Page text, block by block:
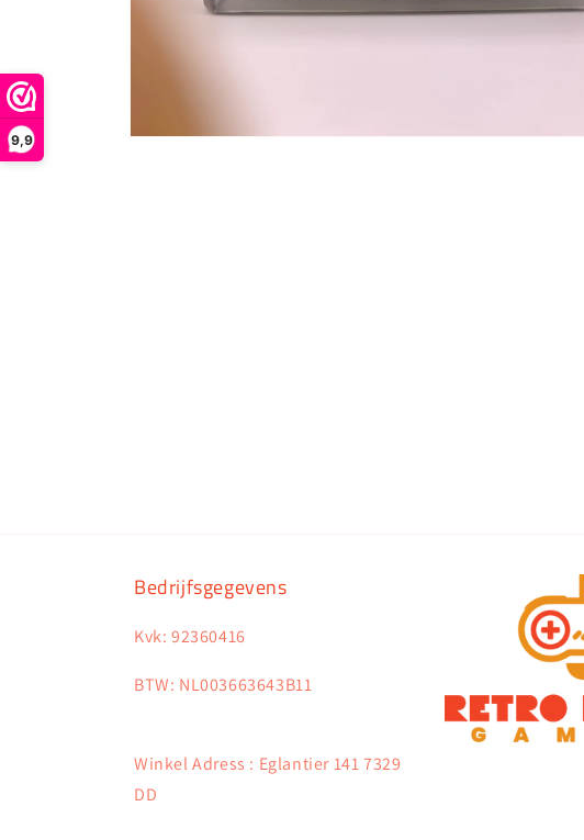
9,9
Bedrijfsgegevens
Kvk: 92360416
BTW: NL003663643B11
Winkel Adress : Eglantier 141 7329
DD